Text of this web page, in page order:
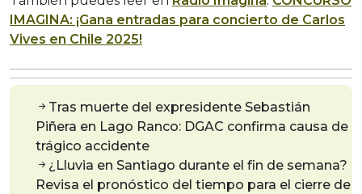
IMAGINA: ¡Gana entradas para concierto de Carlos
Vives en Chile 2025!
Tras muerte del expresidente Sebastián
Piñera en Lago Ranco: DGAC confirma causa de
trágico accidente
¿Lluvia en Santiago durante el fin de semana?
Revisa el pronóstico del tiempo para el cierre de